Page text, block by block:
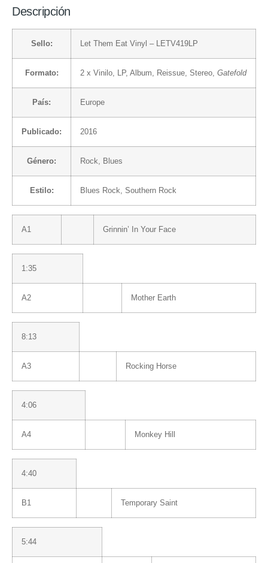
Descripción
Sello: Let Them Eat Vinyl – LETV419LP
Formato: 2 x Vinilo , LP, Album, Reissue, Stereo, Gatefold
País: Europe
Publicado: 2016
Género: Rock Blues
Estilo: Blues Rock Southern Rock
A1 Grinnin’ In Your Face
1:35
A2 Mother Earth
8:13
A3 Rocking Horse
4:06
A4 Monkey Hill
4:40
B1 Temporary Saint
5:44